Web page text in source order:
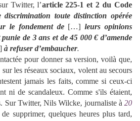
Twitter, l’article 225-1 et 2 du Code
discrimination toute distinction opérée
le fondement de[…]leurs opinions
punie de 3 ans et de 45 000 € d’amende
à refuser d’embaucher.
pour donner sa version, voilà que,
les réseaux sociaux, volent au secours
jamais les faits, comme si ceux-ci
ni de scandaleux. Comme s'ils étaient,
Sur Twitter, Nils Wilcke, journaliste à 20
supprimer, quelques heures plus tard,